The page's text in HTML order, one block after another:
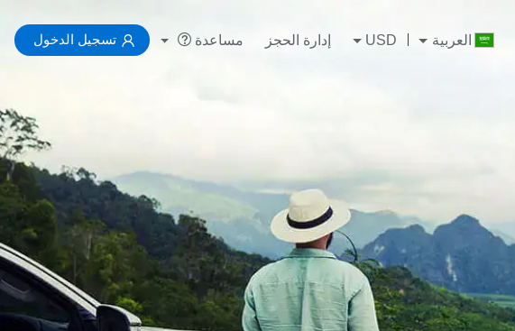
العربية USD إدارة الحجز مساعدة تسجيل الدخول